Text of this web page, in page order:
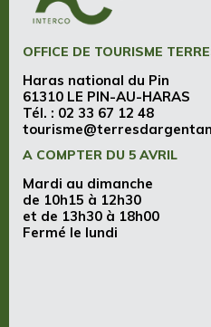
OFFICE DE TOURISME
Haras national du Pin
61310 LE PIN-AU-HARAS
Tél. : 02 33 67 12 48
A COMPTER DU 5 AVRIL
Mardi au dimanche
de 10h15 à 12h30
et de 13h30 à 18h00
Fermé le lundi